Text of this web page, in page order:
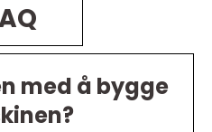
med å bygge